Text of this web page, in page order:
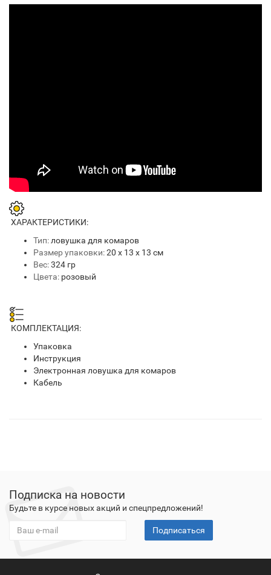
ХАРАКТЕРИСТИКИ:
Тип:ловушка для комаров
Размер упаковки:20 х 13 х 13 см
Вес:324 гр
Цвета: розовый
КОМПЛЕКТАЦИЯ:
Упаковка
Инструкция
Электронная ловушка для комаров
Кабель
Подписка на новости
Будьте в курсе новых акций и спецпредложений!
Подписаться